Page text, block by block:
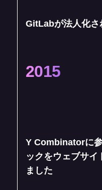
GitLabが法人化さ
2015
Y Combinatorに
ックをウェブサイ
ました